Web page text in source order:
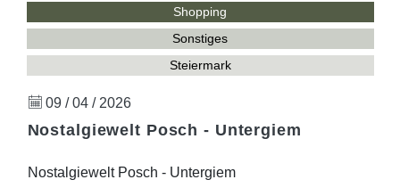
Shopping
Sonstiges
Steiermark
09 / 04 / 2026
Nostalgiewelt Posch - Untergiem
Nostalgiewelt Posch - Untergiem